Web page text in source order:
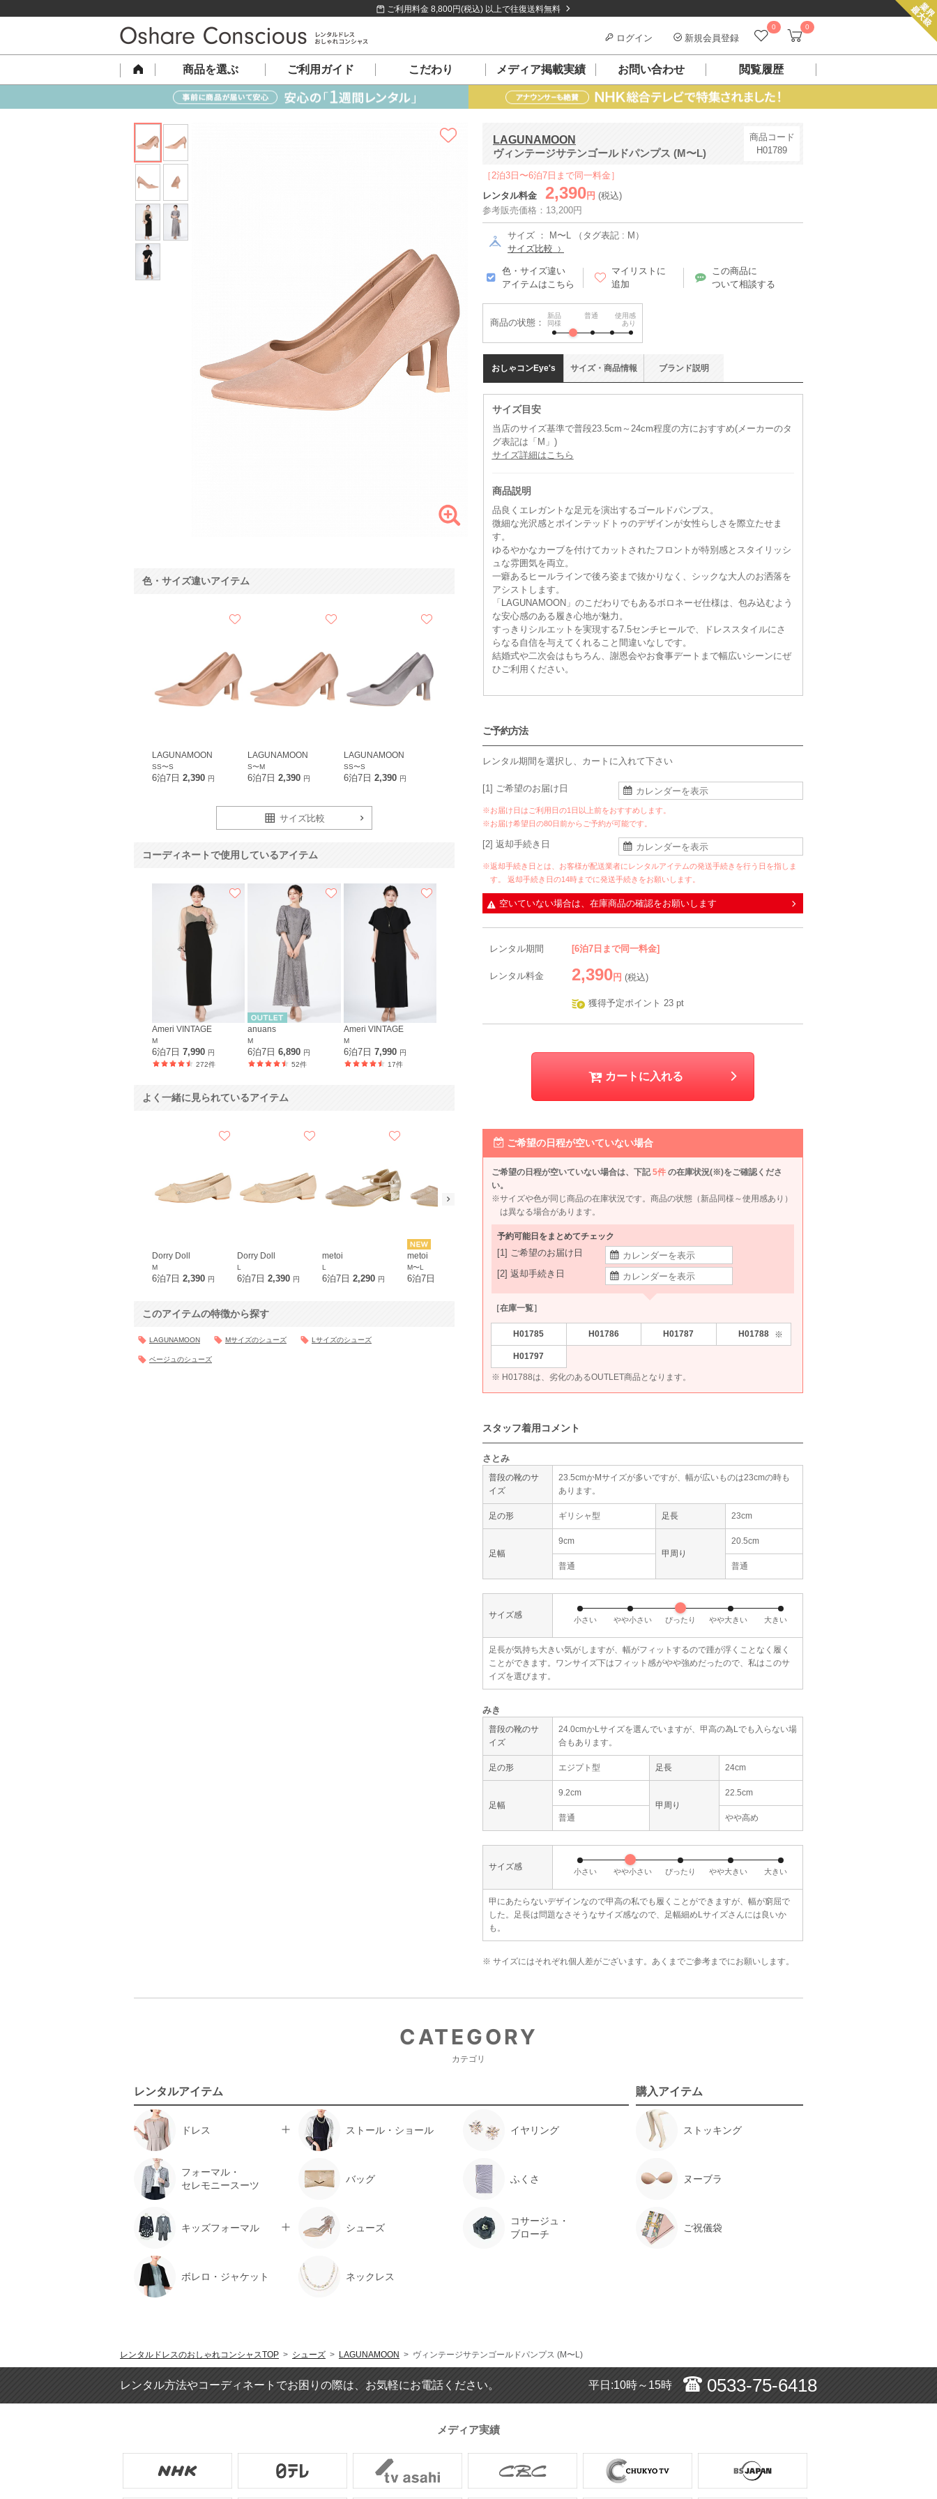
ご利用料金 8,800円(税込) 以上で往復送料無料
0 0
ログイン 新規会員登録
商品を選ぶ ご利用ガイド こだわり メディア掲載実績 お問い合わせ 閲覧履歴
LAGUNAMOON
ヴィンテージサテンゴールドパンプス (M〜L)
商品コード
H01789
［2泊3日〜6泊7日まで同一料金］
レンタル料金
2,390 円 (税込)
参考販売価格：13,200円
サイズ ： M〜L （タグ表記 : M）
サイズ比較
色・サイズ違い
アイテムはこちら
マイリストに
追加
この商品に
ついて相談する
商品の状態：
新品
同様
普通
使用感
あり
おしゃコンEye's
サイズ目安
当店のサイズ基準で普段23.5cm～24cm程度の方におすすめ(メーカーのタ
グ表記は「M」)
サイズ詳細はこちら
商品説明
品良くエレガントな足元を演出するゴールドパンプス。
微細な光沢感とポインテッドトゥのデザインが女性らしさを際立たせま
す。
ゆるやかなカーブを付けてカットされたフロントが特別感とスタイリッシ
ュな雰囲気を両立。
一癖あるヒールラインで後ろ姿まで抜かりなく、シックな大人のお洒落を
アシストします。
「LAGUNAMOON」のこだわりでもあるボロネーゼ仕様は、包み込むよう
な安心感のある履き心地が魅力。
すっきりシルエットを実現する7.5センチヒールで、ドレススタイルにさ
らなる自信を与えてくれること間違いなしです。
結婚式や二次会はもちろん、謝恩会やお食事デートまで幅広いシーンにぜ
ひご利用ください。
サイズ・ 商品情報 ブランド説明
ご予約方法
レンタル期間を選択し、カートに入れて下さい
[1] ご希望のお届け日
※お届け日はご利用日の1日以上前をおすすめします。
※お届け希望日の80日前からご予約が可能です。
[2] 返却手続き日
※返却手続き日とは、お客様が配送業者にレンタルアイテムの発送手続きを行う日を指しま
す。 返却手続き日の14時までに発送手続きをお願いします。
空いていない場合は、在庫商品の確認をお願いします
レンタル期間 [6泊7日まで同一料金]
レンタル料金 2,390 円 (税込)
獲得予定ポイント 23 pt
カートに入れる
ご希望の日程が空いていない場合
ご希望の日程が空いていない場合は、下記5件 の在庫状況(※)をご確認くださ
い。
※サイズや色が同じ商品の在庫状況です。商品の状態（新品同様～使用感あり）
は異なる場合があります。
予約可能日をまとめてチェック
[1] ご希望のお届け日
[2] 返却手続き日
［在庫一覧］
H01785 H01786 H01787 H01788 ※
H01797
※ H01788は、劣化のあるOUTLET商品となります。
スタッフ着用コメント
さとみ
普段の靴のサ
イズ
23.5cmかMサイズが多いですが、幅が広いものは23cmの時も
あります。
足の形 ギリシャ型 足長 23cm
足幅
9cm
甲周り
20.5cm
普通 普通
サイズ感 小さい やや小さい ぴったり やや大きい 大きい
足長が気持ち大きい気がしますが、幅がフィットするので踵が浮くことなく履く
ことができます。ワンサイズ下はフィット感がやや強めだったので、私はこのサ
イズを選びます。
みき
普段の靴のサ
イズ
24.0cmかLサイズを選んでいますが、甲高の為Lでも入らない場
合もあります。
足の形 エジプト型 足長 24cm
足幅
9.2cm
甲周り
22.5cm
普通 やや高め
サイズ感 小さい やや小さい ぴったり やや大きい 大きい
甲にあたらないデザインなので甲高の私でも履くことができますが、幅が窮屈で
した。足長は問題なさそうなサイズ感なので、足幅細めLサイズさんには良いか
も。
※ サイズにはそれぞれ個人差がございます。 あくまでご参考までにお願いします。
色・サイズ違いアイテム
LAGUNAMOON
SS〜S
6泊7日 2,390 円
LAGUNAMOON
S〜M
6泊7日2,390 円
LAGUNAMOON
SS〜S
6泊7日 2,390 円
サイズ比較
コーディネートで使用しているアイテム
Ameri VINTAGE
M
6泊7日 7,990 円
272件
anuans
M
6泊7日6,890 円
52件
Ameri VINTAGE
M
6泊7日 7,990 円
17件
よく一緒に見られているアイテム
Dorry Doll
M
6泊7日 2,390 円
Dorry Doll
L
6泊7日2,390 円
metoi
L
6泊7日2,290 円
metoi
M〜L
6泊7日
haremode
6泊7日2,290円
Dorry Doll
2,490円
Dorry Doll
M
6泊7日2,490
このアイテムの特徴から探す
LAGUNAMOON Mサイズのシューズ Lサイズのシューズ
ベージュのシューズ
CATEGORY
カテゴリ
レンタルアイテム
ドレス ストール・ショール イヤリング
フォーマル・
セレモニースーツ
バッグ ふくさ
キッズフォーマル シューズ
コサージュ・
ブローチ
ボレロ・ジャケット ネックレス
購入アイテム
ストッキング
ヌーブラ
ご祝儀袋
レンタルドレスのおしゃれコンシャスTOP > シューズ > LAGUNAMOON > ヴィンテージサテンゴールドパンプス (M〜L)
レンタル方法やコーディネートでお困りの際は、お気軽にお電話ください。 平日:10時～15時 0533-75-6418
メディア実績